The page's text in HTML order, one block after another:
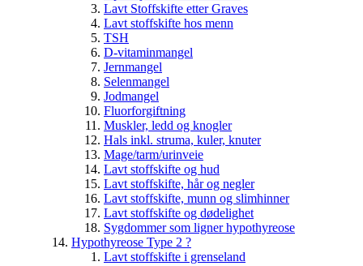
Lavt Stoffskifte etter Graves
Lavt stoffskifte hos menn
TSH
D-vitaminmangel
Jernmangel
Selenmangel
Jodmangel
Fluorforgiftning
Muskler, ledd og knogler
Hals inkl. struma, kuler, knuter
Mage/tarm/urinveie
Lavt stoffskifte og hud
Lavt stoffskifte, hår og negler
Lavt stoffskifte, munn og slimhinner
Lavt stoffskifte og dødelighet
Sygdommer som ligner hypothyreose
Hypothyreose Type 2 ?
Lavt stoffskifte i grenseland